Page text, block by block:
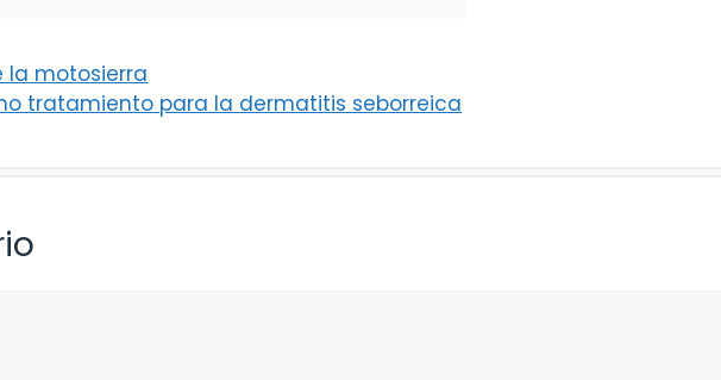
la motosierra
tratamiento para la dermatitis seborreica